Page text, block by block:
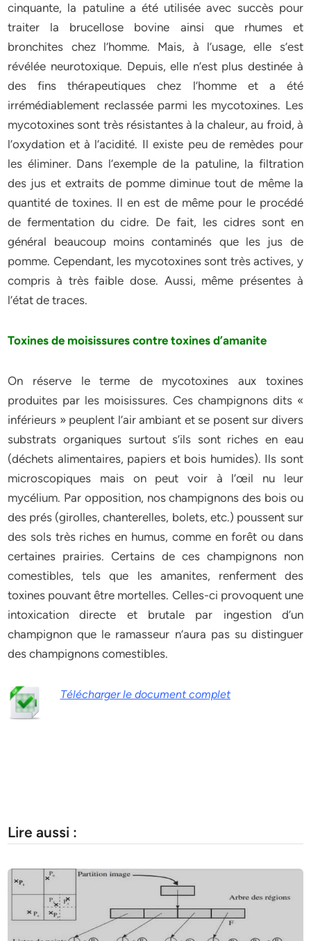
cinquante, la patuline a été utilisée avec succès pour
traiter la brucellose bovine ainsi que rhumes et
bronchites chez l’homme. Mais, à l’usage, elle s’est
révélée neurotoxique. Depuis, elle n’est plus destinée à
des fins thérapeutiques chez l’homme et a été
irrémédiablement reclassée parmi les mycotoxines. Les
mycotoxines sont très résistantes à la chaleur, au froid, à
l’oxydation et à l’acidité. Il existe peu de remèdes pour
les éliminer. Dans l’exemple de la patuline, la filtration
des jus et extraits de pomme diminue tout de même la
quantité de toxines. Il en est de même pour le procédé
de fermentation du cidre. De fait, les cidres sont en
général beaucoup moins contaminés que les jus de
pomme. Cependant, les mycotoxines sont très actives, y
compris à très faible dose. Aussi, même présentes à
l’état de traces.
Toxines de moisissures contre toxines d’amanite
On réserve le terme de mycotoxines aux toxines
produites par les moisissures. Ces champignons dits «
inférieurs » peuplent l’air ambiant et se posent sur divers
substrats organiques surtout s’ils sont riches en eau
(déchets alimentaires, papiers et bois humides). Ils sont
microscopiques mais on peut voir à l’œil nu leur
mycélium. Par opposition, nos champignons des bois ou
des prés (girolles, chanterelles, bolets, etc.) poussent sur
des sols très riches en humus, comme en forêt ou dans
certaines prairies. Certains de ces champignons non
comestibles, tels que les amanites, renferment des
toxines pouvant être mortelles. Celles-ci provoquent une
intoxication directe et brutale par ingestion d’un
champignon que le ramasseur n’aura pas su distinguer
des champignons comestibles.
Télécharger le document complet
Lire aussi :